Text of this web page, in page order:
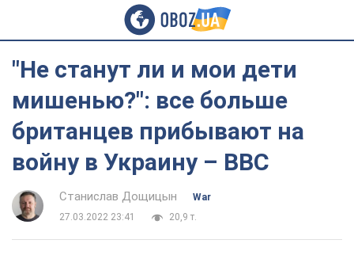
"Не станут ли и мои дети
мишенью?": все больше
британцев прибывают на
войну в Украину – BBC
Станислав Дощицын
War
27.03.2022 23:41
20,9 т.